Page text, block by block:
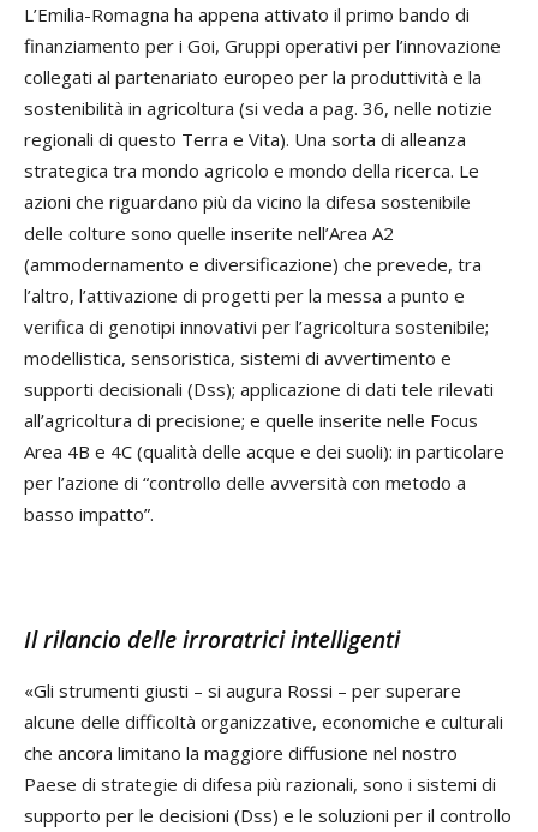
L’Emilia-Romagna ha appena attivato il primo bando di
finanziamento per i Goi, Gruppi operativi per l’innovazione
collegati al partenariato europeo per la produttività e la
sostenibilità in agricoltura (si veda a pag. 36, nelle notizie
regionali di questo Terra e Vita). Una sorta di alleanza
strategica tra mondo agricolo e mondo della ricerca. Le
azioni che riguardano più da vicino la difesa sostenibile
delle colture sono quelle inserite nell’Area A2
(ammodernamento e diversificazione) che prevede, tra
l’altro, l’attivazione di progetti per la messa a punto e
verifica di genotipi innovativi per l’agricoltura sostenibile;
modellistica, sensoristica, sistemi di avvertimento e
supporti decisionali (Dss); applicazione di dati tele rilevati
all’agricoltura di precisione; e quelle inserite nelle Focus
Area 4B e 4C (qualità delle acque e dei suoli): in particolare
per l’azione di “controllo delle avversità con metodo a
basso impatto”.
Il rilancio delle irroratrici intelligenti
«Gli strumenti giusti – si augura Rossi – per superare
alcune delle difficoltà organizzative, economiche e culturali
che ancora limitano la maggiore diffusione nel nostro
Paese di strategie di difesa più razionali, sono i sistemi di
supporto per le decisioni (Dss) e le soluzioni per il controllo